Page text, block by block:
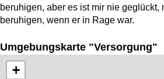
beruhigen, aber es ist mir nie
beruhigen, wenn er in Rage war.
Umgebungskarte "Versorgung"
+